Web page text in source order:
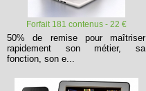
Forfait 181 contenus - 22 €
50% de remise pour maîtriser
rapidement son métier, sa
fonction, son e...